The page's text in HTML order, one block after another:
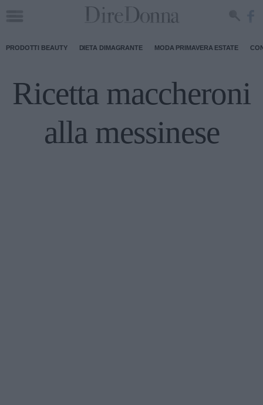
PRODOTTI BEAUTY DIETA DIMAGRANTE MODA PRIMAVERA ESTATE
Ricetta maccheroni
alla messinese